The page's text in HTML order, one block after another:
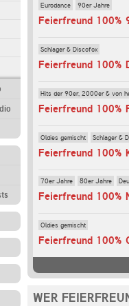
Eurodance 90er Jahre
Feierfreund 100%
Schlager & Discofox
Feierfreund 100%
Hits der 90er, 2000er & von
Feierfreund 100%
Oldies gemischt Schlager &
Feierfreund 100%
70er Jahre 80er Jahre
Feierfreund 100%
Oldies gemischt
Feierfreund 100%
WER